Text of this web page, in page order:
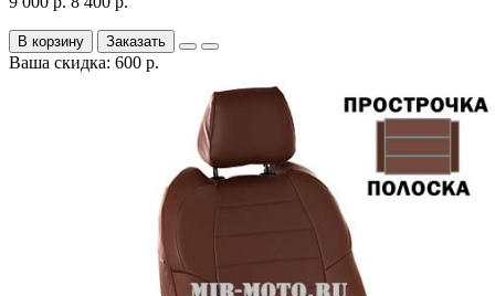
В корзину Заказать
Ваша скидка: 600 р.